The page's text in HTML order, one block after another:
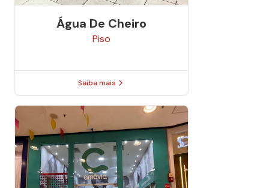
Água De Cheiro
Piso
Saiba mais